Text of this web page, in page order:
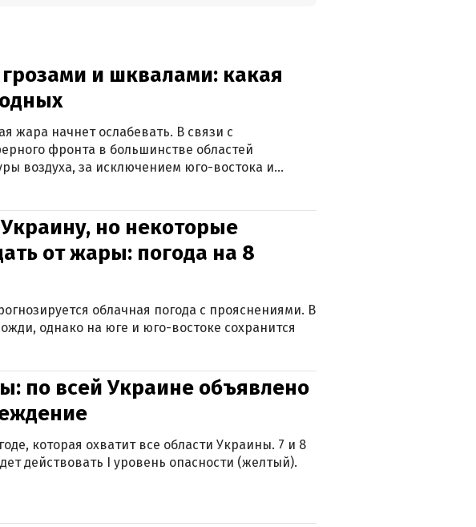
и шквалами: какая
жара начнет ослабевать. В связи с
фронта в большинстве областей
воздуха, за исключением юго-востока и
но некоторые
от жары: погода на 8
облачная погода с прояснениями. В
однако на юге и юго-востоке сохранится
по всей Украине объявлено
которая охватит все области Украины. 7 и 8
действовать I уровень опасности (желтый).